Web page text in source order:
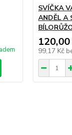
SVÍČKA
ANDĚL A
120,00
99,17 Kč